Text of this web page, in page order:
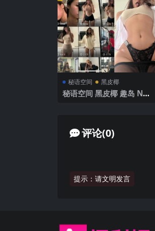
秘语空间 黑皮椰
秘语空间 黑皮椰 趣岛 NO.
评论(0)
提示：请文明发言